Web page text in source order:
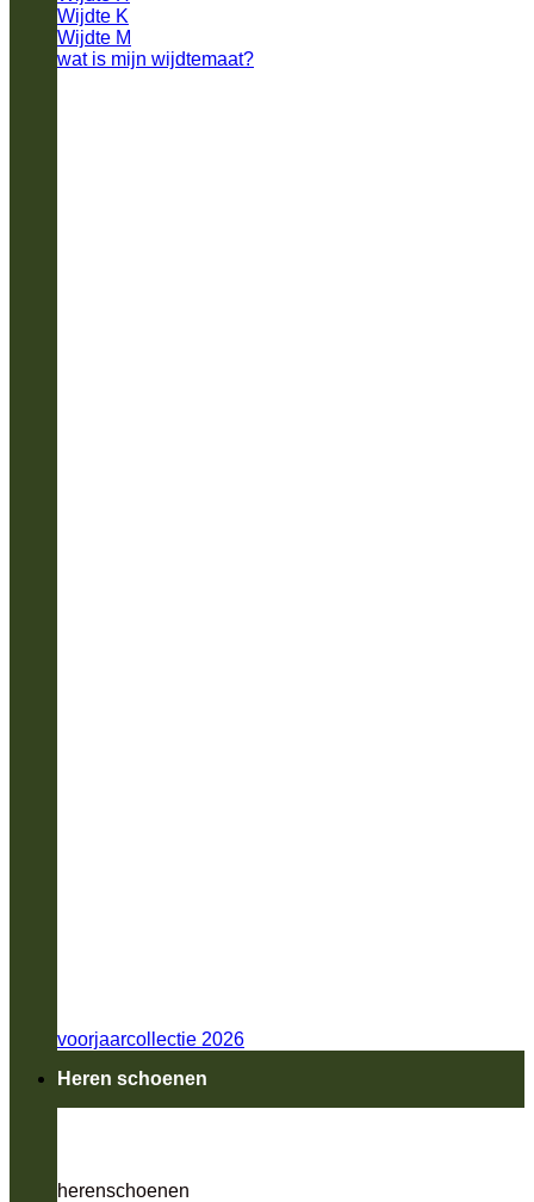
Wijdte K
Wijdte M
wat is mijn wijdtemaat?
voorjaarcollectie 2026
Heren schoenen
herenschoenen